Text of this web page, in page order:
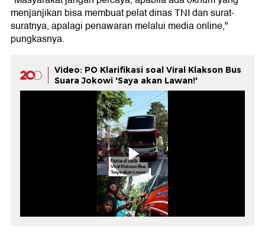
menjanjikan bisa membuat pelat dinas TNI dan surat-
suratnya, apalagi penawaran melalui media online,"
pungkasnya.
Video: PO Klarifikasi soal Viral Klakson Bus
Suara Jokowi 'Saya akan Lawan!'